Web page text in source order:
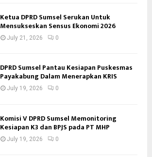
Ketua DPRD Sumsel Serukan Untuk
Mensukseskan Sensus Ekonomi 2026
July 21, 2026 0
DPRD Sumsel Pantau Kesiapan Puskesmas
Payakabung Dalam Menerapkan KRIS
July 19, 2026 0
Komisi V DPRD Sumsel Memonitoring
Kesiapan K3 dan BPJS pada PT MHP
July 19, 2026 0